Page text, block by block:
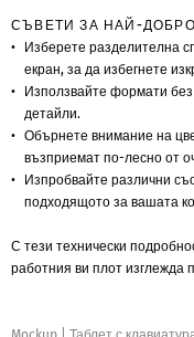
СЪВЕТИ ЗА НАЙ-
Изберете разделителна
екран, за да избегнете
Използвайте формати без
детайли.
Обърнете внимание на
възприемат по-лесно от
Изпробвайте различни
подходящото за вашата
С тези технически
работния ви плот изглежда